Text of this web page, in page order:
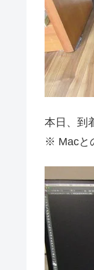
本日、到
※ Macと